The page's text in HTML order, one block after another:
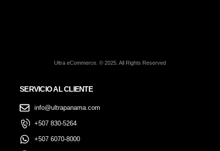
Ultra eCommerce. © 2025. All Rights Reserved
SERVICIO AL CLIENTE
info@ultrapanama.com
+507 830-5264
+507 6070-8000